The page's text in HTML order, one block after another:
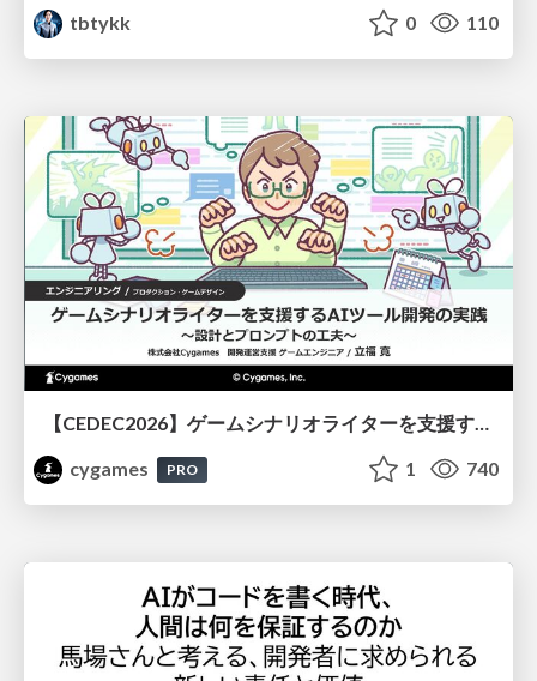
tbtykk
0 110
【CEDEC2026】ゲームシナリオライターを支援するAIツール開発の実践 ― 設計とプロンプトの工夫 ―
cygames
PRO 1 740